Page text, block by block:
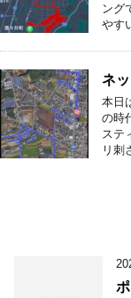
ング
やす
ネ
本日
の時
ステ
リ刺